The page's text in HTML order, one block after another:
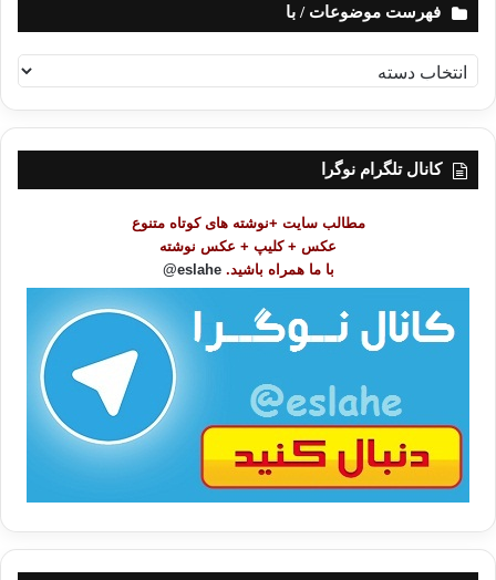
فهرست موضوعات / با
ه
ر
کانال تلگرام نوگرا
مطالب سایت +نوشته های کوتاه متنوع
عکس + کلیپ + عکس نوشته
با ما همراه باشید. eslahe@